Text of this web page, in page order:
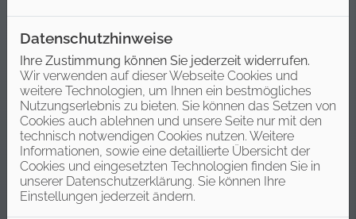
Sie wollen möglichst lange
selbstständig und ohne die Hilfe
anderer in den eigenen Wohnräumen
leben? Einen ganz wichtigen Beitrag
dazu liefert ein barrierefreies Bad. Es
verbindet zeitloses Design mit einem
hohen Maß an Komfort und bietet
ergonomische Zusatzfunktionen.
Weiterlesen
Datenschutzhinweise
Ihre Zustimmung können Sie jederzeit widerrufen.
Wir verwenden auf dieser Webseite Cookies und
weitere Technologien, um Ihnen ein bestmögliches
Nutzungserlebnis zu bieten. Sie können das Setzen von
Cookies auch ablehnen und unsere Seite nur mit den
technisch notwendigen Cookies nutzen. Weitere
Informationen, sowie eine detaillierte Übersicht der
Cookies und eingesetzten Technologien finden Sie in
unserer Datenschutzerklärung. Sie können Ihre
Einstellungen jederzeit ändern.